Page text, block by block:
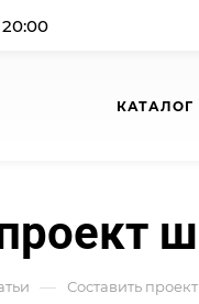
КАТАЛОГ
— Составить